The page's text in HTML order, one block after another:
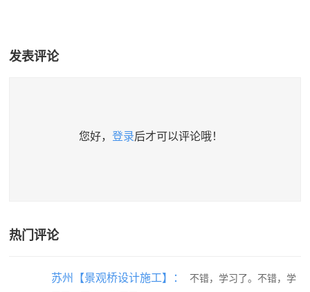
发表评论
您好， 登录后才可以评论哦！
热门评论
苏州【景观桥设计施工】：
不错，学习了。不错，学